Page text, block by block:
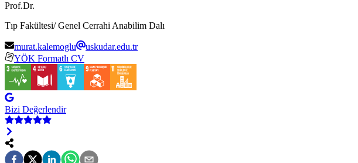
Prof.Dr.
Tıp Fakültesi/ Genel Cerrahi Anabilim Dalı
murat.kalemoglu
uskudar.edu.tr
YÖK Formatlı CV
Bizi Değerlendir